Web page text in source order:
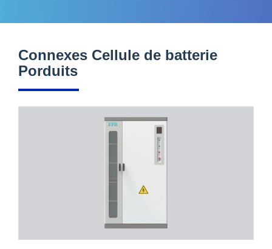
Connexes Cellule de batterie
Porduits